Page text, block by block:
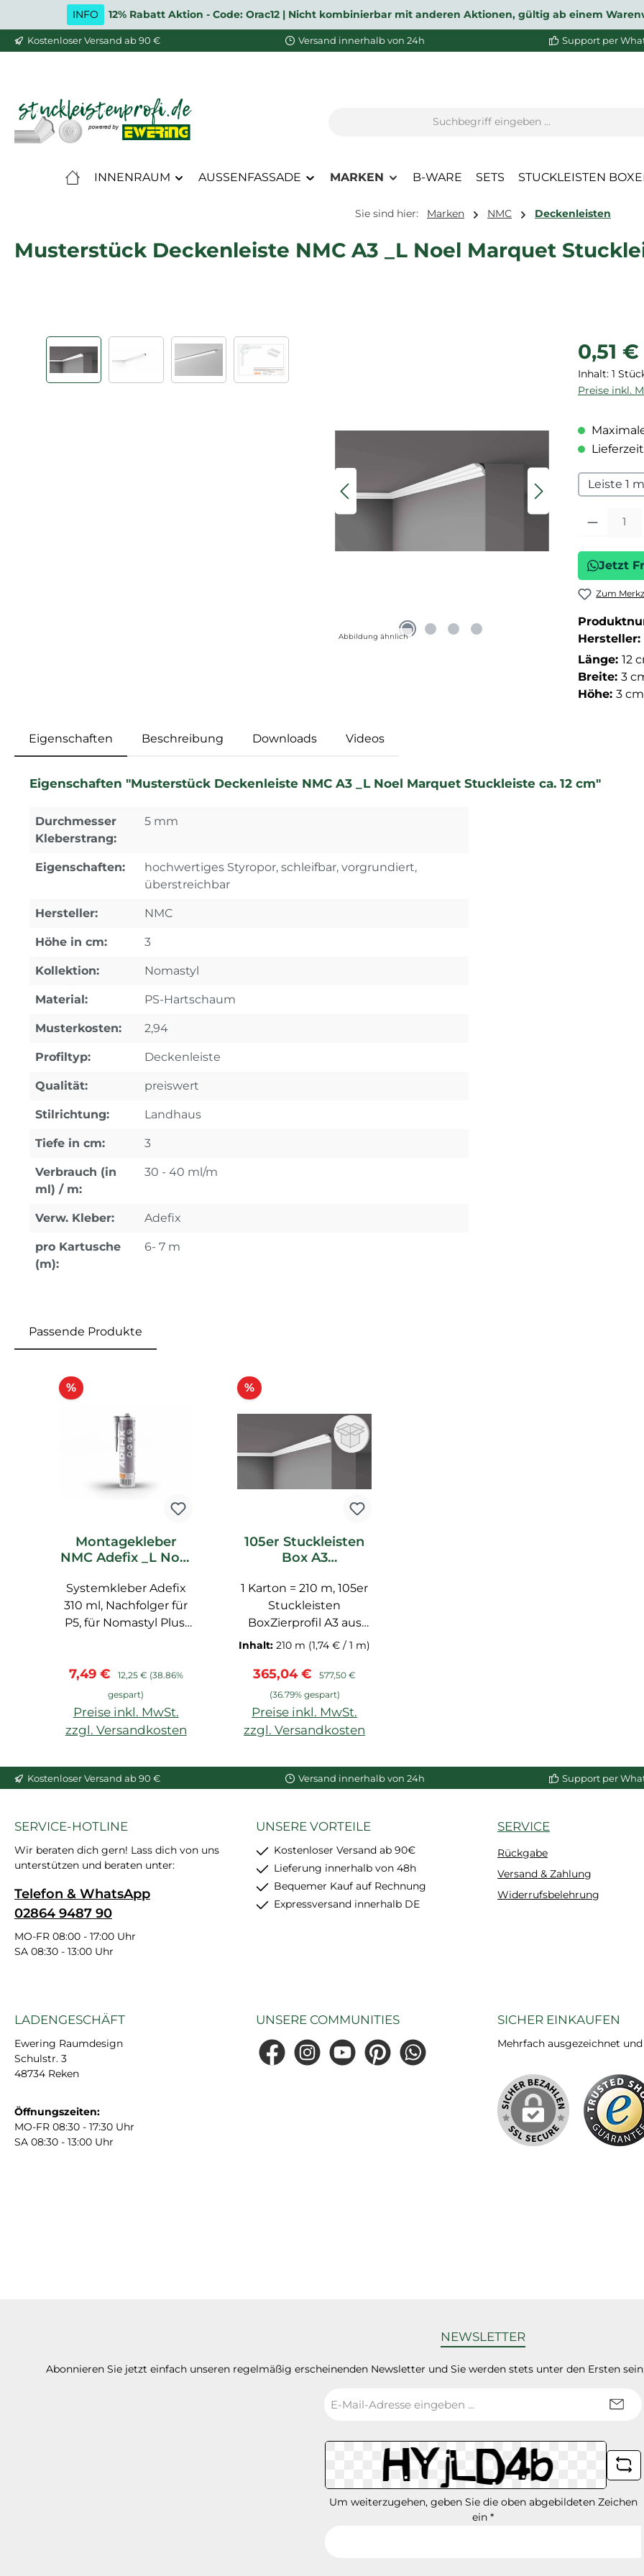
Hauptinhalt springen
Zur Suche springen
Zur Hauptnavigation springen
INFO 12% Rabatt Aktion - Code: Orac12 | Nicht kombinierbar mit anderen Aktionen, gültig ab einem
Kostenloser Versand ab 90 € Versand innerhalb von 24h Support per
INNENRAUM AUSSENFASSADE MARKEN B-WARE SETS STUCKLEISTEN
Sie sind hier: Marken NMC Deckenleisten
Musterstück Deckenleiste NMC A3 _L Noel Marquet
Bildergalerie überspringen
Abbildung ähnlich
Regulärer
0,51 €
Inhalt: 1
Preise inkl.
Leiste 1 m
Produkt
Jetzt
Zum
Hersteller:
Länge: 12
Breite: 3
Höhe: 3 cm
Eigenschaften Beschreibung Downloads Videos
Eigenschaften "Musterstück Deckenleiste NMC A3 _L Noel Marquet Stuckleiste ca. 12 cm"
Durchmesser
Kleberstrang:
5 mm
Eigenschaften:
hochwertiges Styropor, schleifbar, vorgrundiert,
überstreichbar
Hersteller: NMC
Höhe in cm: 3
Kollektion: Nomastyl
Material: PS-Hartschaum
Musterkosten: 2,94
Profiltyp: Deckenleiste
Qualität: preiswert
Stilrichtung: Landhaus
Tiefe in cm: 3
Verbrauch (in
ml) / m:
30 - 40 ml/m
Verw. Kleber: Adefix
pro Kartusche
(m):
6- 7 m
Passende Produkte
%Rabatt
Montagekleber
NMC Adefix _L Noel
Spachtelkleber
Systemkleber Adefix
310 ml, Nachfolger für
P5, für Nomastyl Plus,
starke
Anfangshaftung,
feinkörnig, schleif- und
überstreichbar, enthält
Verkaufspreis:
7,49 € Regulärer Preis:
12,25 € (38.86%
gespart)
Preise inkl. MwSt.
zzgl. Versandkosten
%Rabatt
105er Stuckleisten
Box A3
Noel Marquet
Stuckleiste
1 Karton = 210 m, 105er
Stuckleisten
BoxZierprofil A3 aus
extrudiertem PS-
grundiert, für Wand-
und Deckenabschluss
NMC
Inhalt:210 m (1,74 € / 1 m)
Verkaufspreis:
365,04 € Regulärer Preis:
577,50 €
(36.79% gespart)
Preise inkl. MwSt.
zzgl. Versandkosten
Kostenloser Versand ab 90 € Versand innerhalb von 24h Support per
SERVICE-HOTLINE
Wir beraten dich gern! Lass dich von uns
unterstützen und beraten unter:
Telefon & WhatsApp
02864 9487 90
MO-FR 08:00 - 17:00 Uhr
SA 08:30 - 13:00 Uhr
UNSERE VORTEILE
Kostenloser Versand ab 90€
Lieferung innerhalb von 48h
Bequemer Kauf auf Rechnung
Expressversand innerhalb DE
SERVICE
Rückgabe
Versand & Zahlung
Widerrufsbelehrung
LADENGESCHÄFT
Ewering Raumdesign
Schulstr. 3
48734 Reken
Öffnungszeiten:
MO-FR 08:30 - 17:30 Uhr
SA 08:30 - 13:00 Uhr
UNSERE COMMUNITIES
FacebookInstagramYouTubePinterestWhatsApp
SICHER EINKAUFEN
Mehrfach ausgezeichnet
NEWSLETTER
Abonnieren Sie jetzt einfach unseren regelmäßig erscheinenden Newsletter und Sie werden stets unter den Ersten
Mail-
*
Um weiterzugehen, geben Sie die oben abgebildeten Zeichen
ein *